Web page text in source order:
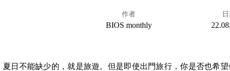
作者
BIOS monthly
夏日不能缺少的，就是旅遊。但是即使出門旅行，你是否也希